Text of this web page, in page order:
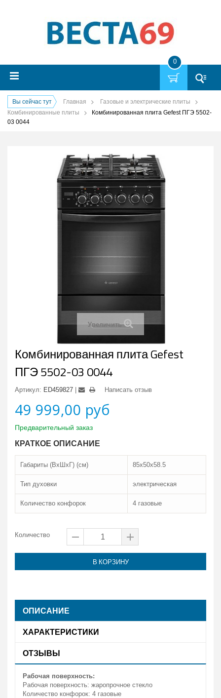
0
Вы сейчас тут Главная
Газовые и электрические плиты
Комбинированные плиты
Комбинированная плита Gefest ПГЭ 5502-
03 0044
Увеличить
Комбинированная плита Gefest
ПГЭ 5502-03 0044
Артикул: ED459827 Написать отзыв
49 999,00 руб
Предварительный заказ
КРАТКОЕ ОПИСАНИЕ
Габариты (ВхШхГ) (см) 85х50х58.5
Тип духовки электрическая
Количество конфорок 4 газовые
Количество
В КОРЗИНУ
ОПИСАНИЕ
ХАРАКТЕРИСТИКИ
ОТЗЫВЫ
Рабочая поверхность:
Рабочая поверхность: жаропрочное стекло
Количество конфорок: 4 газовые